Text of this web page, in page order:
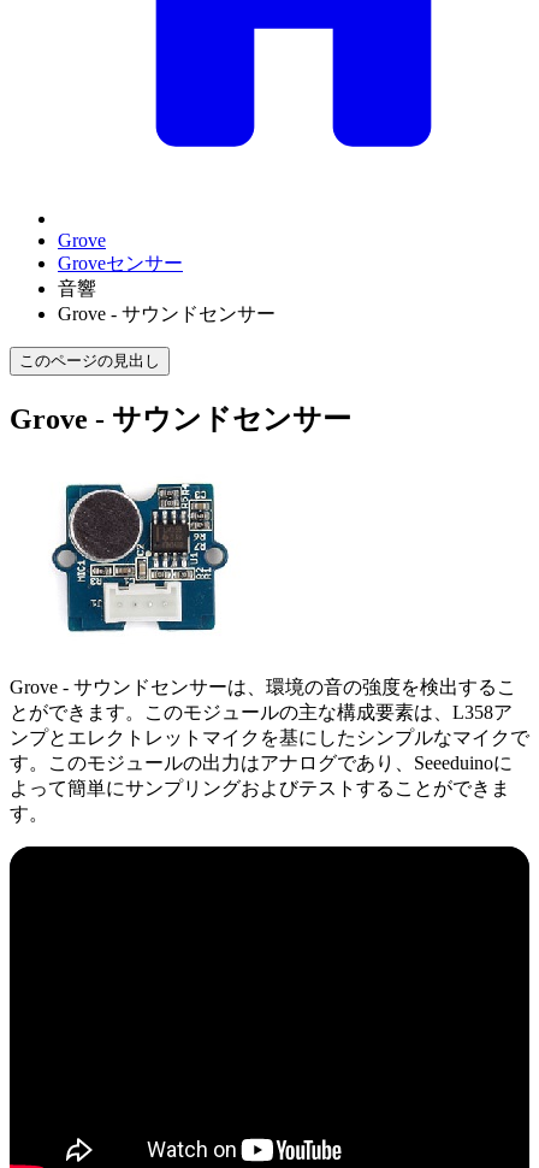
Grove
Groveセンサー
音響
Grove - サウンドセンサー
このページの見出し
Grove - サウンドセンサー
Grove - サウンドセンサーは、環境の音の強度を検出するこ
とができます。このモジュールの主な構成要素は、L358ア
ンプとエレクトレットマイクを基にしたシンプルなマイクで
す。このモジュールの出力はアナログであり、Seeeduinoに
よって簡単にサンプリングおよびテストすることができま
す。